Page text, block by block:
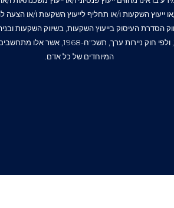
ו/או ייעוץ השקעות ו/או תחליף לייעוץ השקעות ו/או
הסדרת העיסוק בייעוץ השקעות, בשיווק השקעות
תשנ"ה-1995, ולפי חוק ניירות ערך, תשכ"ח-
המיוחדים של כל אדם.